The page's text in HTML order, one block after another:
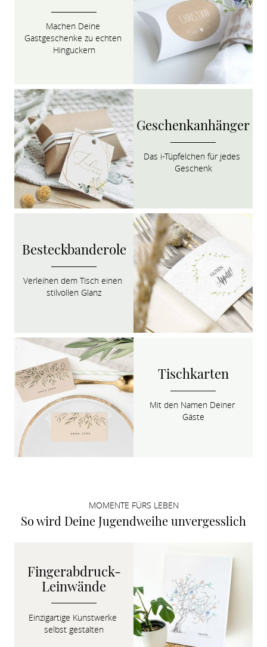
Machen Deine
Gastgeschenke zu echten
Hinguckern
Geschenkanhänger
Das i-Tüpfelchen für jedes
Geschenk
Besteckbanderole
Verleihen dem Tisch einen
stilvollen Glanz
Tischkarten
Mit den Namen Deiner
Gäste
MOMENTE FÜRS LEBEN
So wird Deine Jugendweihe unvergesslich
Fingerabdruck-
Leinwände
Einzigartige Kunstwerke
selbst gestalten